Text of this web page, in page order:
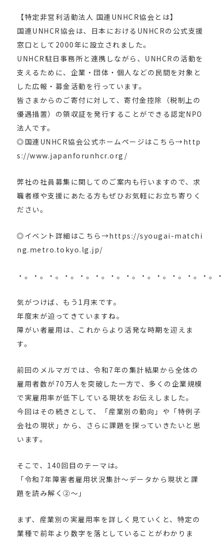
【特定非営利活動法人 国連UNHCR協会とは】
国連UNHCR協会は、日本におけるUNHCRの公式支援
窓口として2000年に設立されました。
UNHCR駐日事務所と連携しながら、UNHCRの活動を
支えるために、企業・団体・個人などの民間を対象と
した広報・募金活動を行っています。
皆さまからのご寄付に対して、寄付金控除（税制上の
優遇措置）の領収証を発行することができる認定NPO
法人です。
◎国連UNHCR協会公式ホームページはこちら→http
s://www.japanforunhcr.org/
弊社の社員募集に関してのご案内も行いますので、求
職者様や支援にあたる方もぜひお気軽にお立ち寄りく
ださい。
◎イベント詳細はこちら→https://syougai-matchi
ng.metro.tokyo.lg.jp/
・。・。・。・。・。・。・。・。・。・。・。・。・。
気がつけば、もう1月末です。
年度末が迫ってきていますね。
障がい者雇用は、これからより活発な時期を迎えま
す。
前回のメルマガでは、令和7年の集計結果から全体の
雇用者数が70万人を突破した一方で、多くの企業規模
で実雇用率が低下している現状をお伝えしました。
今回はその続きとして、「産業別の動向」や「特例子
会社の現状」から、さらに課題を探っていきたいと思
います。
そこで、140回目のテーマは。
「令和7年障害者雇用状況集計～データから現状と課
題を読み解く②～」
まず、産業別の実雇用率を詳しく見ていくと、特定の
業種で前年より数字を落としていることがわかりま